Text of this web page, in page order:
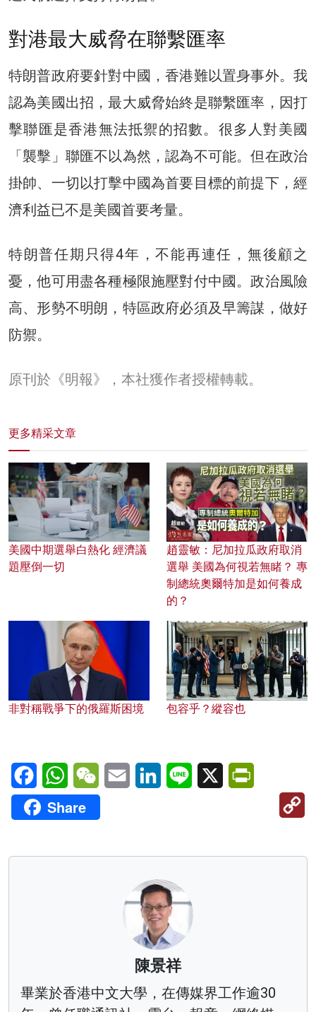
對港最大威脅在聯繫匯率
特朗普政府要針對中國，香港難以置身事外。我
認為美國出招，最大威脅始終是聯繫匯率，因打
擊聯匯是香港無法抵禦的招數。很多人對美國
「襲擊」聯匯不以為然，認為不可能。但在政治
掛帥、一切以打擊中國為首要目標的前提下，經
濟利益已不是美國首要考量。
特朗普任期只得4年，不能再連任，無後顧之
憂，他可用盡各種極限施壓對付中國。政治風險
高、形勢不明朗，特區政府必須及早籌謀，做好
防禦。
原刊於《明報》，本社獲作者授權轉載。
更多精采文章
美國中期選舉白熱化 經濟議
題壓倒一切
趙靈敏：尼加拉瓜政府取消
選舉 美國為何視若無睹？ 專
制總統奧爾特加是如何養成
的？
非對稱戰爭下的俄羅斯困境 包容乎？縱容也
FacebookWhatsAppWeChatEmail LinkedInLine X
Share
陳景祥
畢業於香港中文大學，在傳媒界工作逾30